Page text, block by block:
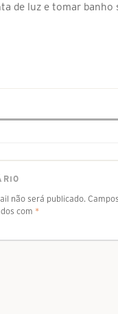
de luz e tomar banho
não será publicado. Campos
com *